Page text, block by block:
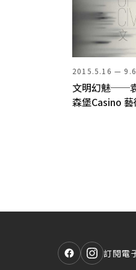
2015.5.16 — 9.6
文明幻魅──
森堡Casino
訂閱電